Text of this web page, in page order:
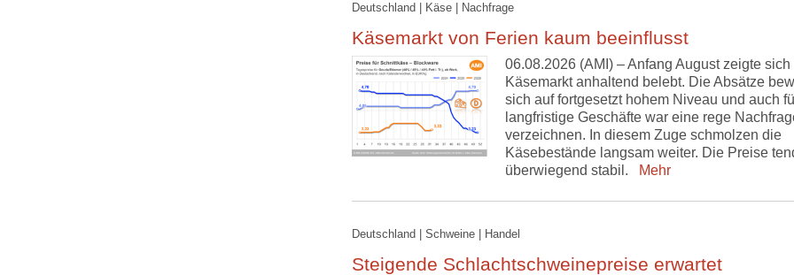
Deutschland | Käse | Nachfrage
Käsemarkt von Ferien kaum beeinflusst
06.08.2026 (AMI) – Anfang August zeigte sich
Käsemarkt anhaltend belebt. Die Absätze
sich auf fortgesetzt hohem Niveau und auch
langfristige Geschäfte war eine rege
verzeichnen. In diesem Zuge schmolzen die
Käsebestände langsam weiter. Die Preise
überwiegend stabil.
Mehr
Deutschland | Schweine | Handel
Steigende Schlachtschweinepreise erwartet